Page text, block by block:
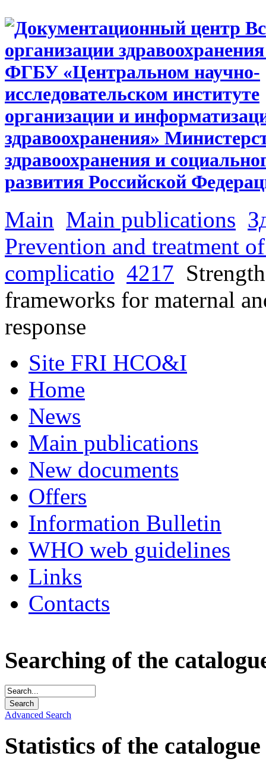
Main Main publications
Prevention and treatment
complicatio 4217
frameworks for maternal
response
Site FRI HCO&I
Home
News
Main publications
New documents
Offers
Information Bulletin
WHO web guidelines
Links
Contacts
Searching of the
Advanced Search
Statistics of the catalogue